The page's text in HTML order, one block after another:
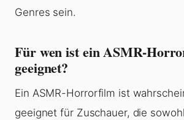
Genres sein.
Für wen ist ein ASMR-
geeignet?
Ein ASMR-Horrorfilm ist
geeignet für Zuschauer, die